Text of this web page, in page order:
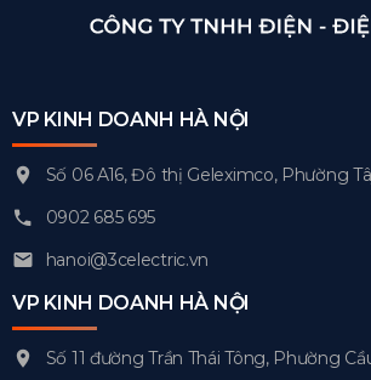
VP KINH DOANH HÀ NỘI
Số 06 A16, Đô thị Geleximco, Phường
0902 685 695
hanoi@3celectric.vn
VP KINH DOANH HÀ NỘI
Số 11 đường Trần Thái Tông, Phường